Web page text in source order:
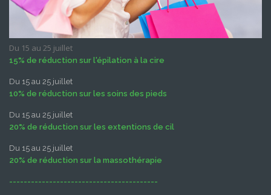
Du 15 au 25 juillet
15% de réduction sur l'épilation à la cire
Du 15 au 25 juillet
10% de réduction sur les soins des pieds
Du 15 au 25 juillet
20% de réduction sur les extentions de cil
Du 15 au 25 juillet
20% de réduction sur la massothérapie
-----------------------------------------